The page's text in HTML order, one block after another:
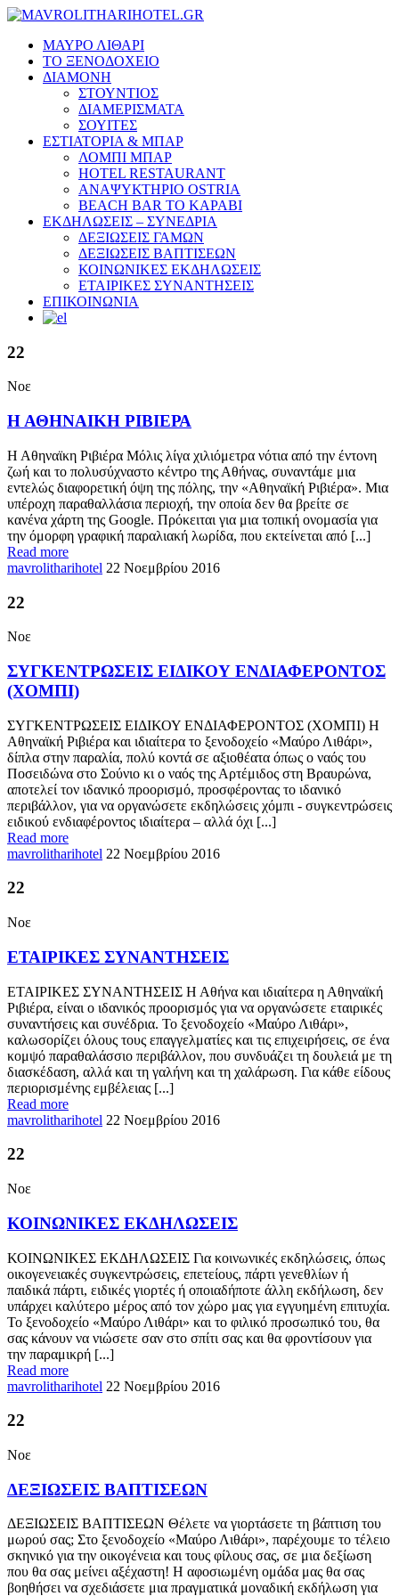
ΜΑΥΡΟ ΛΙΘΑΡΙ
ΤΟ ΞΕΝΟΔΟΧΕΙΟ
ΔΙΑΜΟΝΗ
ΣΤΟΥΝΤΙΟΣ
ΔΙΑΜΕΡΙΣΜΑΤΑ
ΣΟΥΙΤΕΣ
ΕΣΤΙΑΤΟΡΙΑ & ΜΠΑΡ
ΛΟΜΠΙ ΜΠΑΡ
HOTEL RESTAURANT
ΑΝΑΨΥΚΤΗΡΙΟ OSTRIA
BEACH BAR TO KΑΡΑΒΙ
ΕΚΔΗΛΩΣΕΙΣ – ΣΥΝΕΔΡΙΑ
ΔΕΞΙΩΣΕΙΣ ΓΑΜΩΝ
ΔΕΞΙΩΣΕΙΣ ΒΑΠΤΙΣΕΩΝ
ΚΟΙΝΩΝΙΚΕΣ ΕΚΔΗΛΩΣΕΙΣ
ΕΤΑΙΡΙΚΕΣ ΣΥΝΑΝΤΗΣΕΙΣ
ΕΠΙΚΟΙΝΩΝΙΑ
22
Νοε
Η ΑΘΗΝΑΙΚΗ ΡΙΒΙΕΡΑ
Η Αθηναϊκη Ριβιέρα Μόλις λίγα χιλιόμετρα νότια από την έντονη
ζωή και το πολυσύχναστο κέντρο της Αθήνας, συναντάμε μια
εντελώς διαφορετική όψη της πόλης, την «Αθηναϊκή Ριβιέρα». Μια
υπέροχη παραθαλλάσια περιοχή, την οποία δεν θα βρείτε σε
κανένα χάρτη της Google. Πρόκειται για μια τοπική ονομασία για
την όμορφη γραφική παραλιακή λωρίδα, που εκτείνεται από [...]
Read more
mavrolitharihotel 22 Νοεμβρίου 2016
22
Νοε
ΣΥΓΚΕΝΤΡΩΣΕΙΣ ΕΙΔΙΚΟΥ ΕΝΔΙΑΦΕΡΟΝΤΟΣ
(ΧΟΜΠΙ)
ΣΥΓΚΕΝΤΡΩΣΕΙΣ ΕΙΔΙΚΟΥ ΕΝΔΙΑΦΕΡΟΝΤΟΣ (ΧΟΜΠΙ) Η
Αθηναϊκή Ριβιέρα και ιδιαίτερα το ξενοδοχείο «Μαύρο Λιθάρι»,
δίπλα στην παραλία, πολύ κοντά σε αξιοθέατα όπως ο ναός του
Ποσειδώνα στο Σούνιο κι ο ναός της Αρτέμιδος στη Βραυρώνα,
αποτελεί τον ιδανικό προορισμό, προσφέροντας το ιδανικό
περιβάλλον, για να οργανώσετε εκδηλώσεις χόμπι - συγκεντρώσεις
ειδικού ενδιαφέροντος ιδιαίτερα – αλλά όχι [...]
Read more
mavrolitharihotel 22 Νοεμβρίου 2016
22
Νοε
ΕΤΑΙΡΙΚΕΣ ΣΥΝΑΝΤΗΣΕΙΣ
ΕΤΑΙΡΙΚΕΣ ΣΥΝΑΝΤΗΣΕΙΣ Η Αθήνα και ιδιαίτερα η Αθηναϊκή
Ριβιέρα, είναι ο ιδανικός προορισμός για να οργανώσετε εταιρικές
συναντήσεις και συνέδρια. Το ξενοδοχείο «Μαύρο Λιθάρι»,
καλωσορίζει όλους τους επαγγελματίες και τις επιχειρήσεις, σε ένα
κομψό παραθαλάσσιο περιβάλλον, που συνδυάζει τη δουλειά με τη
διασκέδαση, αλλά και τη γαλήνη και τη χαλάρωση. Για κάθε είδους
περιορισμένης εμβέλειας [...]
Read more
mavrolitharihotel 22 Νοεμβρίου 2016
22
Νοε
ΚΟΙΝΩΝΙΚΕΣ ΕΚΔΗΛΩΣΕΙΣ
ΚΟΙΝΩΝΙΚΕΣ ΕΚΔΗΛΩΣΕΙΣ Για κοινωνικές εκδηλώσεις, όπως
οικογενειακές συγκεντρώσεις, επετείους, πάρτι γενεθλίων ή
παιδικά πάρτι, ειδικές γιορτές ή οποιαδήποτε άλλη εκδήλωση, δεν
υπάρχει καλύτερο μέρος από τον χώρο μας για εγγυημένη επιτυχία.
Το ξενοδοχείο «Μαύρο Λιθάρι» και το φιλικό προσωπικό του, θα
σας κάνουν να νιώσετε σαν στο σπίτι σας και θα φροντίσουν για
την παραμικρή [...]
Read more
mavrolitharihotel 22 Νοεμβρίου 2016
22
Νοε
ΔΕΞΙΩΣΕΙΣ ΒΑΠΤΙΣΕΩΝ
ΔΕΞΙΩΣΕΙΣ ΒΑΠΤΙΣΕΩΝ Θέλετε να γιορτάσετε τη βάπτιση του
μωρού σας; Στο ξενοδοχείο «Μαύρο Λιθάρι», παρέχουμε το τέλειο
σκηνικό για την οικογένεια και τους φίλους σας, σε μια δεξίωση
που θα σας μείνει αξέχαστη! Η αφοσιωμένη ομάδα μας θα σας
βοηθήσει να σχεδιάσετε μια πραγματικά μοναδική εκδήλωση για